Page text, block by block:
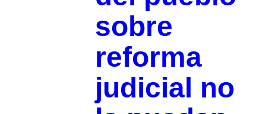
sobre
reforma
judicial no